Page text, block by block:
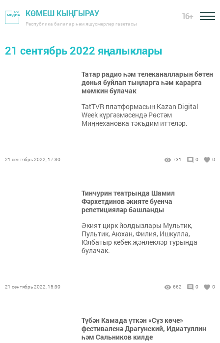
КӨМЕШ КЫҢГЫРАУ
Республика балалар һәм яшүсмерләр газетасы
16+
21 сентябрь 2022 яңалыклары
Татар радио һәм телеканалларын бөтен
дөнья буйлап тыңларга һәм карарга
мөмкин булачак
TatTVR платформасын Kazan Digital
Week күргәзмәсендә Рөстәм
Миңнехановка тәкъдим иттеләр.
21 сентябрь 2022, 17:30 731 0 0
Тинчурин театрында Шамил
Фәрхетдинов әкияте буенча
репетицияләр башланды
Әкият цирк йолдызлары Мультик,
Пультик, Аюхан, Филия, Ишкулла,
Юлбатыр кебек җәнлекләр турында
булачак.
21 сентябрь 2022, 15:30 662 0 0
Түбән Камада үткән «Сүз көче»
фестиваленә Драгунский, Идиатуллин
һәм Сальников килде